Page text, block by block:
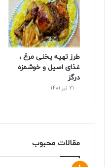
طرز تهیه یخنی مرغ ،
غذای اصیل و خوشمزه
درگز
21 تیر 1401
مقالات محبوب